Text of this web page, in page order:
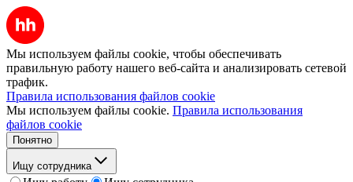
Мы используем файлы cookie, чтобы обеспечивать
правильную работу нашего веб-сайта и анализировать сетевой
трафик.
Правила использования файлов cookie
Мы используем файлы cookie. Правила использования
файлов cookie
Понятно
Ищу сотрудника